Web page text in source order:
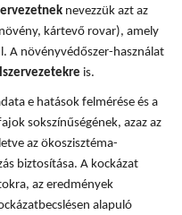
nevezzük azt az
kártevő rovar), amely
A növényvédőszer-használat
is.
e hatások felmérése és a
sokszínűségének, azaz az
az ökoszisztéma-
biztosítása. A kockázat
az eredmények
alapuló